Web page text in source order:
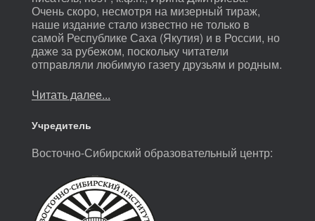
Очень скоро, несмотря на мизерный тираж,
наше издание стало известно не только в
самой Республике Саха (Якутия) и в России, но
даже за рубежом, поскольку читатели
отправляли любимую газету друзьям и родным.
Читать далее...
Учредитель
Восточно-Сибирский образовательный центр: